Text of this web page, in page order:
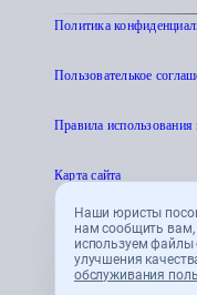
Наши юристы
нам сообщить
используем файлы
улучшения
обслуживания
Политика
Пользователькое
Правила использования
Карта сайта
© 1995 - 2026
CENTRATTEK.RU